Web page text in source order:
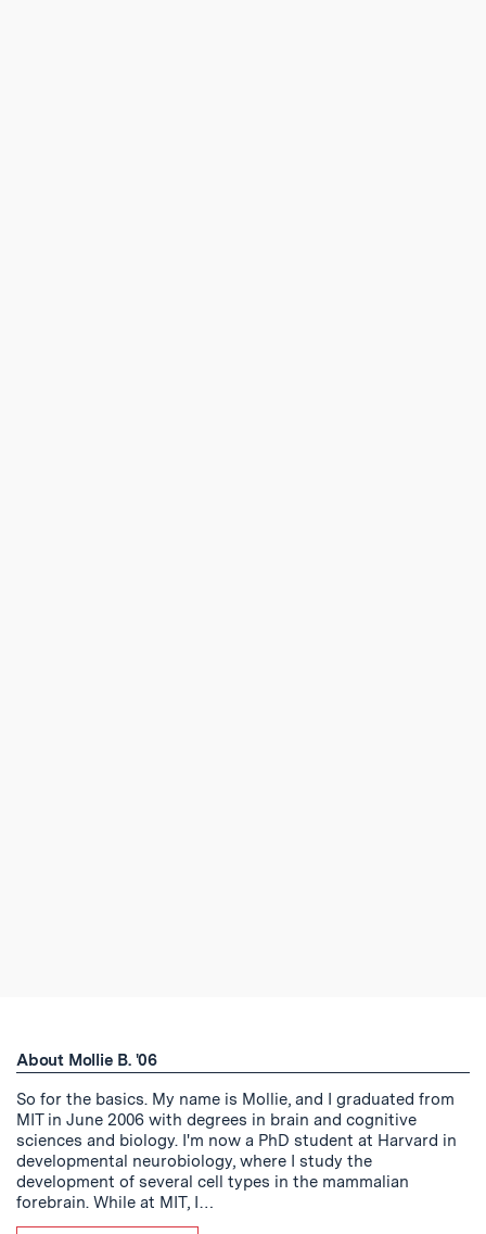
About Mollie B. '06
So for the basics. My name is Mollie, and I graduated from
MIT in June 2006 with degrees in brain and cognitive
sciences and biology. I'm now a PhD student at Harvard in
developmental neurobiology, where I study the
development of several cell types in the mammalian
forebrain. While at MIT, I…